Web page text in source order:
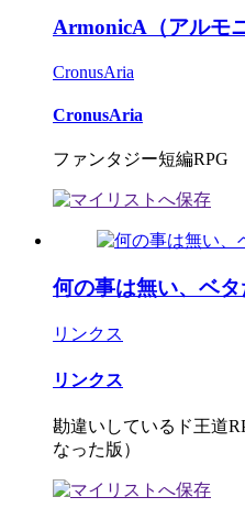
ArmonicA（アルモ
CronusAria
CronusAria
ファンタジー短編RPG
何の事は無い、ベタ
リンクス
リンクス
勘違いしているド王道
なった版）